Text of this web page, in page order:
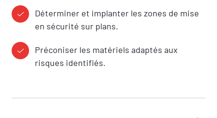
Déterminer et implanter les zones de mise
en sécurité sur plans.
Préconiser les matériels adaptés aux
risques identifiés.